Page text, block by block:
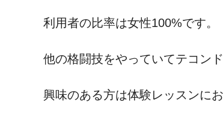
利用者の比率は女性100%です。
他の格闘技をやっていてテコン
興味のある方は体験レッスンに